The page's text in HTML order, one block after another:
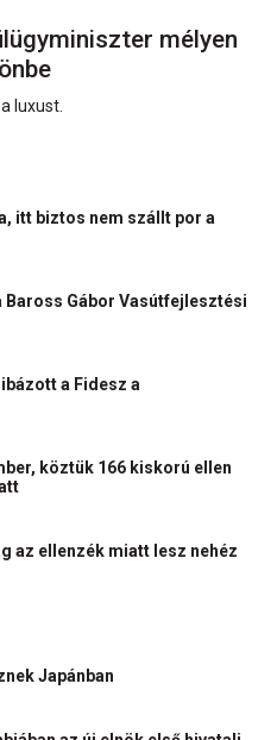
mélyen
luxust.
itt biztos nem szállt por a
Baross Gábor Vasútfejlesztési
a Fidesz a
köztük 166 kiskorú ellen
az ellenzék miatt lesz nehéz
Japánban